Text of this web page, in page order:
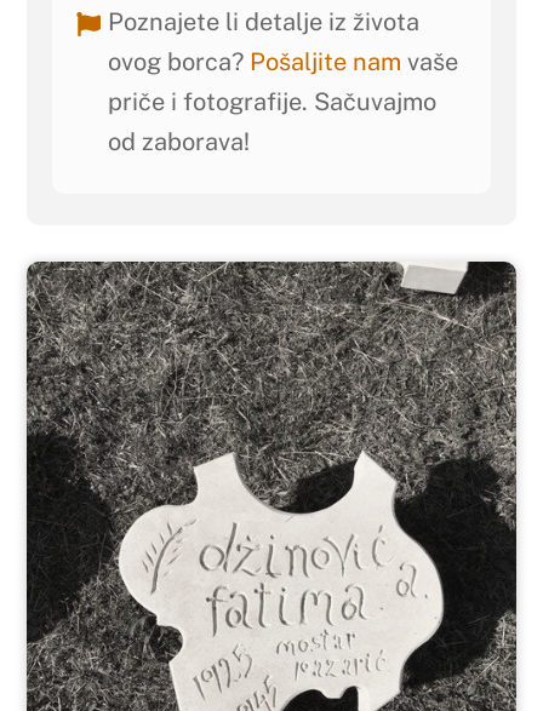
Poznajete li detalje iz života
ovog borca? Pošaljite nam vaše
priče i fotografije. Sačuvajmo
od zaborava!